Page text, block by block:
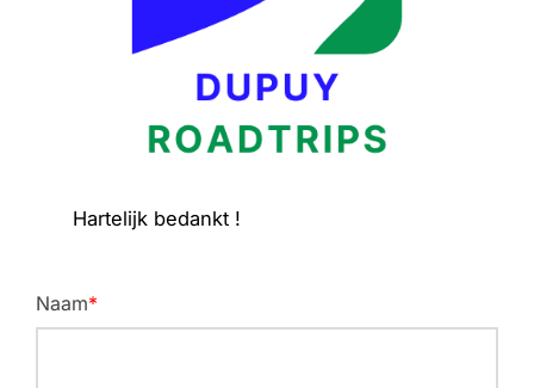
Hartelijk bedankt !
Naam*